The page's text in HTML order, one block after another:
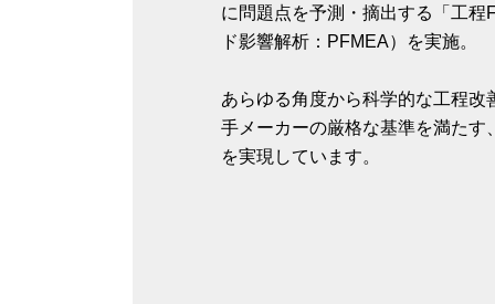
に問題点を予測・摘出する「工程
ド影響解析：PFMEA）を実施。
あらゆる角度から科学的な工程改
手メーカーの厳格な基準を満たす
を実現しています。